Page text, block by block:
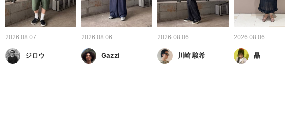
2026.08.07
ジロウ
2026.08.06
Gazzi
2026.08.06
川崎 駿希
2026.08.06
晶